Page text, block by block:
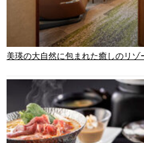
美瑛の大自然に包まれた癒しのリゾ